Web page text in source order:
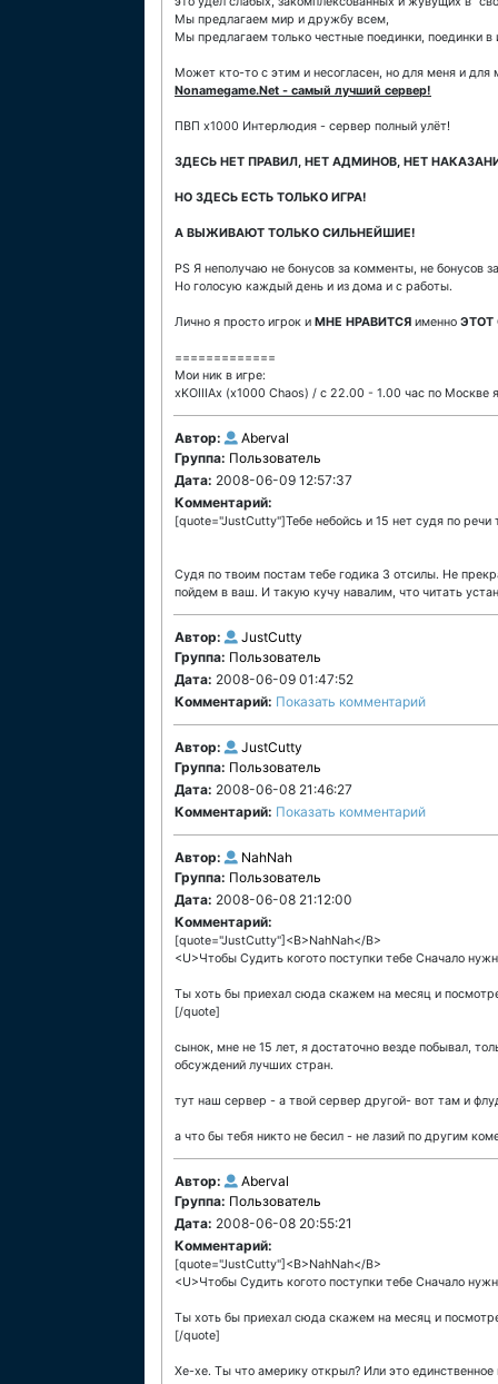
Мы предлагаем мир и дружбу всем,
Мы предлагаем только честные поединки, поединки в
Может кто-то с этим и несогласен, но для меня и для
Nonamegame.Net - самый лучший сервер!
ПВП х1000 Интерлюдия - сервер полный улёт!
ЗДЕСЬ НЕТ ПРАВИЛ, НЕТ АДМИНОВ, НЕТ
НО ЗДЕСЬ ЕСТЬ ТОЛЬКО ИГРА!
А ВЫЖИВАЮТ ТОЛЬКО СИЛЬНЕЙШИЕ!
PS Я неполучаю не бонусов за комменты, не бонусов
Но голосую каждый день и из дома и с работы.
Лично я просто игрок и МНЕ НРАВИТСЯ именно ЭТОТ
=============
Мои ник в игре:
xKOIIIAx (x1000 Chaos) / c 22.00 - 1.00 час по Москве
Автор:
Aberval
Группа: Пользователь
Дата: 2008-06-09 12:57:37
Комментарий:
[quote="JustCutty"]Тебе небойсь и 15 нет судя по речи
Судя по твоим постам тебе годика 3 отсилы. Не
пойдем в ваш. И такую кучу навалим, что читать
Автор:
JustCutty
Группа: Пользователь
Дата: 2008-06-09 01:47:52
Комментарий: Показать комментарий
Автор:
JustCutty
Группа: Пользователь
Дата: 2008-06-08 21:46:27
Комментарий: Показать комментарий
Автор:
NahNah
Группа: Пользователь
Дата: 2008-06-08 21:12:00
Комментарий:
[quote="JustCutty"]<B>NahNah</B>
<U>Чтобы Судить когото поступки тебе Сначало
Ты хоть бы приехал сюда скажем на месяц и
[/quote]
сынок, мне не 15 лет, я достаточно везде побывал,
обсуждений лучших стран.
тут наш сервер - а твой сервер другой- вот там и
а что бы тебя никто не бесил - не лазий по другим
Автор:
Aberval
Группа: Пользователь
Дата: 2008-06-08 20:55:21
Комментарий:
[quote="JustCutty"]<B>NahNah</B>
<U>Чтобы Судить когото поступки тебе Сначало
Ты хоть бы приехал сюда скажем на месяц и
[/quote]
Хе-хе. Ты что америку открыл? Или это